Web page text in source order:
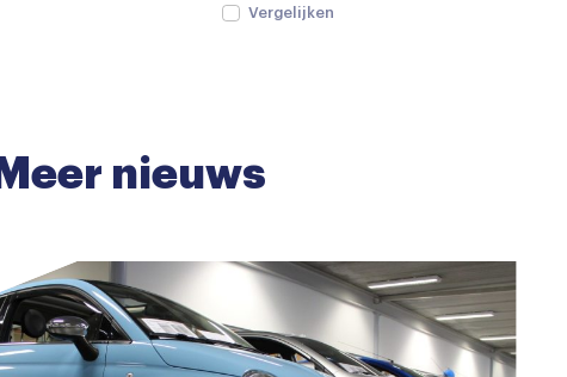
Vergelijken
Meer nieuws